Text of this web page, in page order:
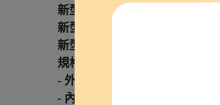
新型專利扶手可掀方便轉移位
新型專利桶架坐墊凹陷及，
新型專利防前傾桿安全裝置
規格：
- 外徑尺寸 : 寬59x深85x高
- 內徑尺寸 : 寬50x深42x高